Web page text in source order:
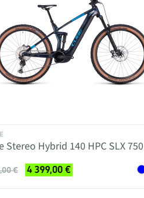
Stereo Hybrid 140 HPC SLX 750
€ 4 399,00 €